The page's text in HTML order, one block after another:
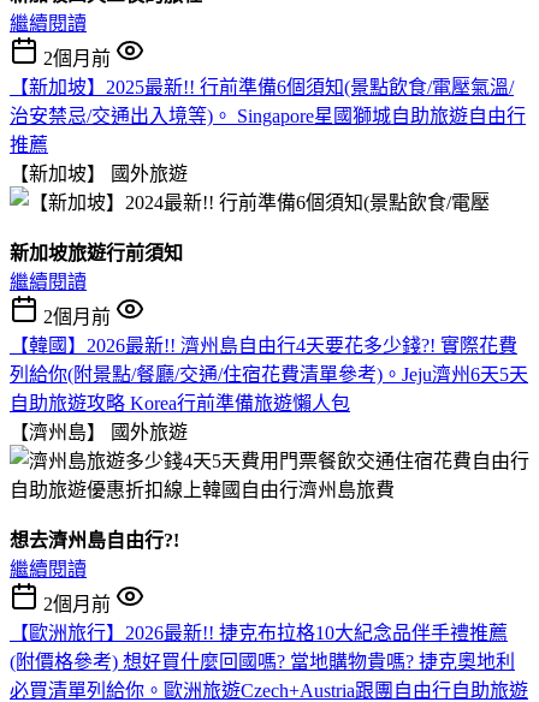
繼續閱讀
2個月前
【新加坡】2025最新!! 行前準備6個須知(景點飲食/電壓氣溫/
治安禁忌/交通出入境等)。 Singapore星國獅城自助旅遊自由行
推薦
【新加坡】
國外旅遊
新加坡旅遊行前須知
繼續閱讀
2個月前
【韓國】2026最新!! 濟州島自由行4天要花多少錢?! 實際花費
列給你(附景點/餐廳/交通/住宿花費清單參考)。Jeju濟州6天5天
自助旅遊攻略 Korea行前準備旅遊懶人包
【濟州島】
國外旅遊
想去濟州島自由行?!
繼續閱讀
2個月前
【歐洲旅行】2026最新!! 捷克布拉格10大紀念品伴手禮推薦
(附價格參考) 想好買什麼回國嗎? 當地購物貴嗎? 捷克奧地利
必買清單列給你。歐洲旅遊Czech+Austria跟團自由行自助旅遊